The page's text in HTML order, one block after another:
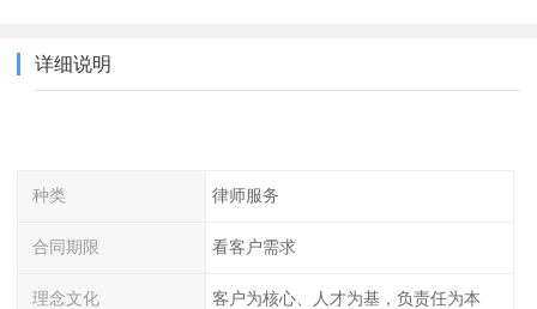
详细说明
种类 律师服务
合同期限 看客户需求
理念文化 客户为核心、人才为基，负责任为本